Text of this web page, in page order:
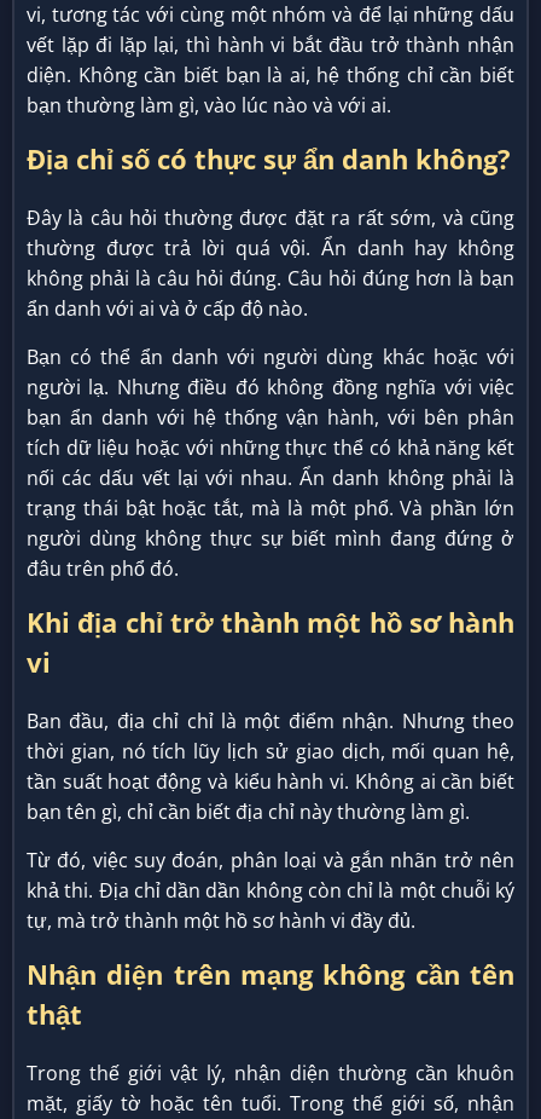
vi, tương tác với cùng một nhóm và để lại những dấu
vết lặp đi lặp lại, thì hành vi bắt đầu trở thành nhận
diện. Không cần biết bạn là ai, hệ thống chỉ cần biết
bạn thường làm gì, vào lúc nào và với ai.
Địa chỉ số có thực sự ẩn danh không?
Đây là câu hỏi thường được đặt ra rất sớm, và cũng
thường được trả lời quá vội. Ẩn danh hay không
không phải là câu hỏi đúng. Câu hỏi đúng hơn là bạn
ẩn danh với ai và ở cấp độ nào.
Bạn có thể ẩn danh với người dùng khác hoặc với
người lạ. Nhưng điều đó không đồng nghĩa với việc
bạn ẩn danh với hệ thống vận hành, với bên phân
tích dữ liệu hoặc với những thực thể có khả năng kết
nối các dấu vết lại với nhau. Ẩn danh không phải là
trạng thái bật hoặc tắt, mà là một phổ. Và phần lớn
người dùng không thực sự biết mình đang đứng ở
đâu trên phổ đó.
Khi địa chỉ trở thành một hồ sơ hành
vi
Ban đầu, địa chỉ chỉ là một điểm nhận. Nhưng theo
thời gian, nó tích lũy lịch sử giao dịch, mối quan hệ,
tần suất hoạt động và kiểu hành vi. Không ai cần biết
bạn tên gì, chỉ cần biết địa chỉ này thường làm gì.
Từ đó, việc suy đoán, phân loại và gắn nhãn trở nên
khả thi. Địa chỉ dần dần không còn chỉ là một chuỗi ký
tự, mà trở thành một hồ sơ hành vi đầy đủ.
Nhận diện trên mạng không cần tên
thật
Trong thế giới vật lý, nhận diện thường cần khuôn
mặt, giấy tờ hoặc tên tuổi. Trong thế giới số, nhận